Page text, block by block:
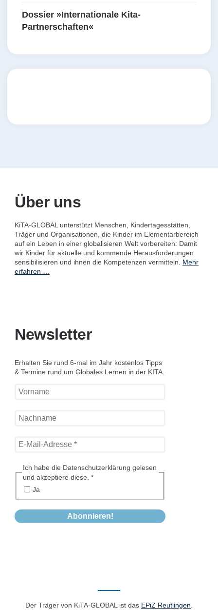
Dossier »Internationale Kita-
Partnerschaften«
Über uns
KiTA-GLOBAL unterstützt Menschen, Kindertagesstätten,
Träger und Organisationen, die Kinder im Elementarbereich
auf ein Leben in einer globalisieren Welt vorbereiten: Damit
wir Kinder für aktuelle und kommende Herausforderungen
sensibilisieren und ihnen die Kompetenzen vermitteln. Mehr
erfahren …
Newsletter
Erhalten Sie rund 6-mal im Jahr kostenlos Tipps
& Termine rund um Globales Lernen in der KITA.
Ich habe die Datenschutzerklärung gelesen
und akzeptiere diese. *
Ja
Der Träger von KiTA-GLOBAL ist das EPiZ Reutlingen